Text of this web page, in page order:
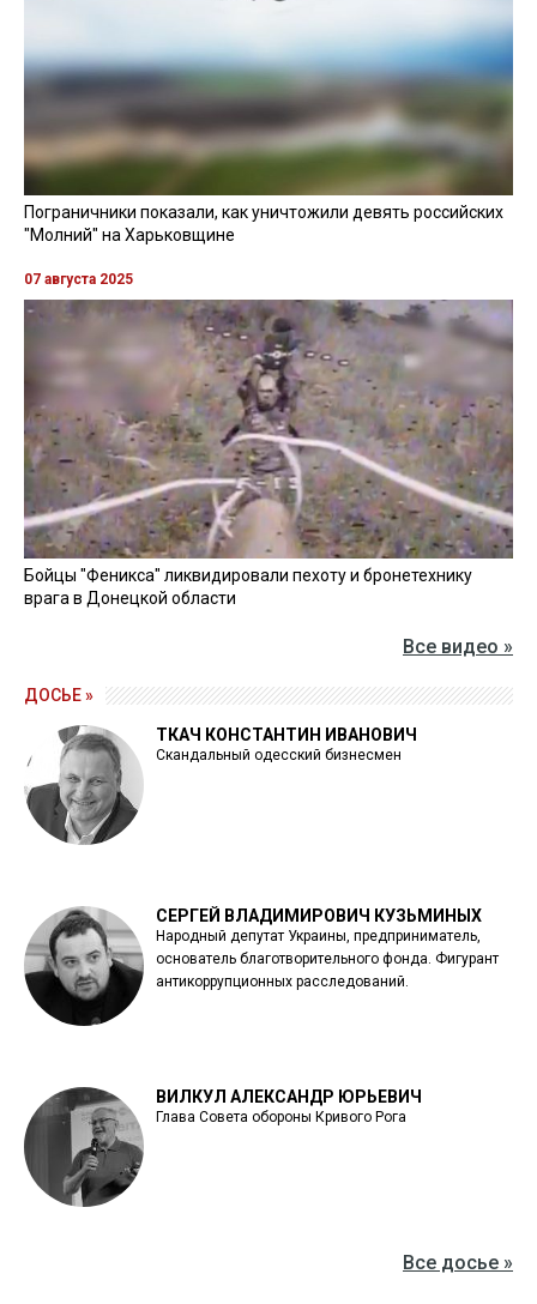
Пограничники показали, как уничтожили девять российских
"Молний" на Харьковщине
07 августа 2025
Бойцы "Феникса" ликвидировали пехоту и бронетехнику
врага в Донецкой области
Все видео »
ДОСЬЕ »
ТКАЧ КОНСТАНТИН ИВАНОВИЧ
Скандальный одесский бизнесмен
СЕРГЕЙ ВЛАДИМИРОВИЧ КУЗЬМИНЫХ
Народный депутат Украины, предприниматель,
основатель благотворительного фонда. Фигурант
антикоррупционных расследований.
ВИЛКУЛ АЛЕКСАНДР ЮРЬЕВИЧ
Глава Совета обороны Кривого Рога
Все досье »